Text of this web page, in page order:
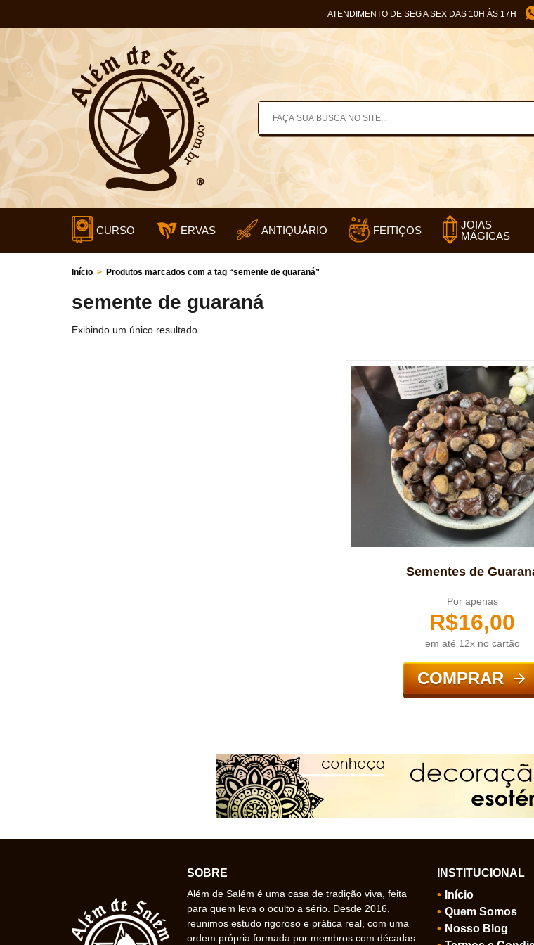
ATENDIMENTO DE SEG A SEX DAS 10H ÀS 17H
CURSO ERVAS ANTIQUÁRIO FEITIÇOS
JOIAS
MÁGICAS
Início > Produtos marcados com a tag “semente de guaraná”
semente de guaraná
Exibindo um único resultado
Sementes de
Por apenas
R$16,00
em até 12x no cartão
COMPRAR
SOBRE
Além de Salém é uma casa de tradição viva, feita
para quem leva o oculto a sério. Desde 2016,
reunimos estudo rigoroso e prática real, com uma
ordem própria formada por membros com décadas
INSTITUCIONAL
Início
Quem Somos
Nosso Blog